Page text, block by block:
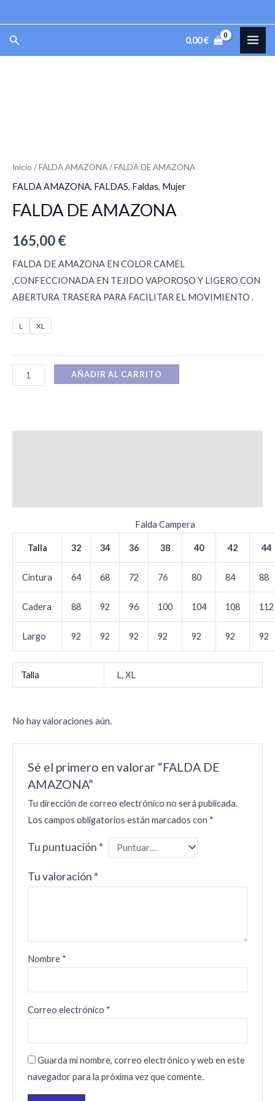
al
contenido
Buscar 0,00€
Inicio /FALDA AMAZONA/ FALDA DE AMAZONA
FALDA AMAZONA, FALDAS, Faldas, Mujer
FALDA DE AMAZONA
165,00€
FALDA DE AMAZONA EN COLOR CAMEL
,CONFECCIONADA EN TEJIDO VAPOROSO Y LIGERO CON
ABERTURA TRASERA PARA FACILITAR EL MOVIMIENTO .
L XL
AÑADIR AL CARRITO
Falda Campera
Talla 32 34 36 38 40 42 44
Cintura 64 68 72 76 80 84 88
Cadera 88 92 96 100 104 108 112
Largo 92 92 92 92 92 92 92
Talla L, XL
No hay valoraciones aún.
Sé el primero en valorar “FALDA DE
AMAZONA”
Tu dirección de correo electrónico no será publicada.
Los campos obligatorios están marcados con *
Tu puntuación *
Tu valoración *
Nombre *
Correo electrónico *
Guarda mi nombre, correo electrónico y web en este
navegador para la próxima vez que comente.